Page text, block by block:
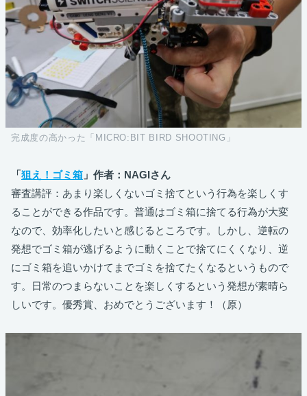
完成度の高かった「MICRO:BIT BIRD SHOOTING」
「狙え！ゴミ箱 」作者：NAGIさん
審査講評：あまり楽しくないゴミ捨てという行為を楽しくす
ることができる作品です。普通はゴミ箱に捨てる行為が大変
なので、効率化したいと感じるところです。しかし、逆転の
発想でゴミ箱が逃げるように動くことで捨てにくくなり、逆
にゴミ箱を追いかけてまでゴミを捨てたくなるというもので
す。日常のつまらないことを楽しくするという発想が素晴ら
しいです。優秀賞、おめでとうございます！（原）